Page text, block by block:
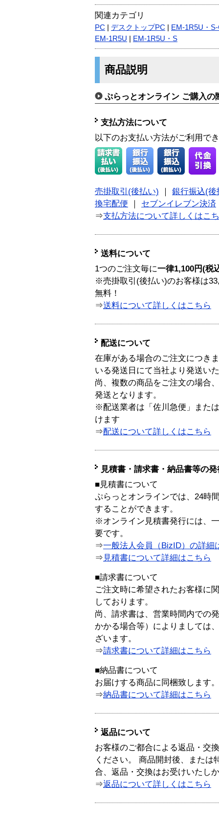
関連カテゴリ
PC デスクトップPC
EM-1R5U・
EM-1R5U
EM-1R5U・S
商品説明
ぷらっとオンライン ご購入の
支払方法について
以下のお支払い方法がご利用で
売掛取引(後払い)
銀行振込(後
換宅配便
セブンイレブン決済
⇒支払方法について詳しくはこ
送料について
1つのご注文毎に一律1,100円(税
※売掛取引(後払い)のお客様は
無料！
⇒送料について詳しくはこちら
配送について
在庫がある場合のご注文につき
いる発送日にて当社より発送い
尚、複数の商品をご注文の場合
発送となります。
※配送業者は「佐川急便」また
けます
⇒配送について詳しくはこちら
見積書・請求書・納品書等の
■見積書について
ぷらっとオンラインでは、24時
することができます。
※オンライン見積書発行には、
要です。
⇒一般法人会員（BizID）の詳細
⇒ 見積書について詳細はこちら
■請求書について
ご注文時に希望されたお客様に
しております。
尚、請求書は、営業時間内での
かかる場合等）によりましては
ざいます。
⇒請求書について詳細はこちら
■納品書について
お届けする商品に同梱致します。
⇒納品書について詳細はこちら
返品について
お客様のご都合による返品・交
ください。 商品開封後、または
合、返品・交換はお受けいたし
⇒返品について詳しくはこちら